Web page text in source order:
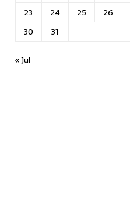
23
24 25 26
30
31
« Jul